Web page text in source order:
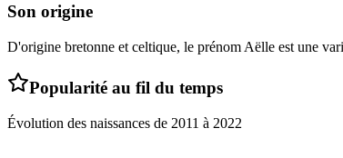
Son origine
D'origine bretonne et celtique, le prénom Aëlle est une
Popularité au fil du temps
Évolution des naissances de 2011 à 2022